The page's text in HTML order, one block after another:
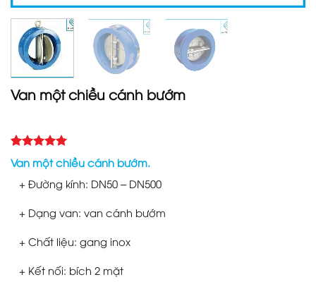
Van một chiều cánh bướm
5.00
trên 5
dựa trên
2
đánh giá
Van một chiều cánh bướm.
+ Đường kính: DN50 – DN500
+ Dạng van: van cánh bướm
+ Chất liệu: gang inox
+ Kết nối: bích 2 mặt